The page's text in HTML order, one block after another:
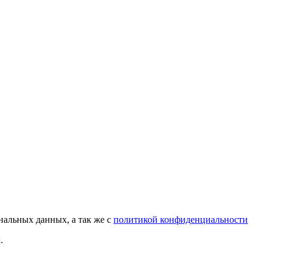
данных, а так же с политикой конфиденциальности